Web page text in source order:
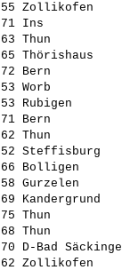
Zollikofen
Ins
Thun
Thörishaus
Bern
Worb
Rubigen
Bern
Thun
Steffisburg
Bolligen
Gurzelen
Kandergrund
Thun
Thun
D-Bad
Zollikofen